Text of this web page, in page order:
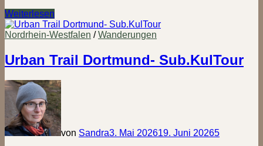
Der
große
Wanderpass-
|
Etappe
Pins
am
Rucksack
und
digitale
Haken
Weiterlesen
Nordrhein-Westfalen /Wanderungen
Urban Trail Dortmund- Sub.KulTour
von Sandra3. Mai 202619. Juni 20265